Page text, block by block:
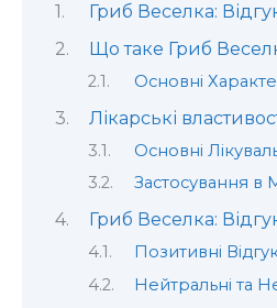
Гриб Веселка:
Що таке Гриб
Основні
Лікарські
Основні
Застосування в
Гриб Веселка:
Позитивні
Нейтральні та